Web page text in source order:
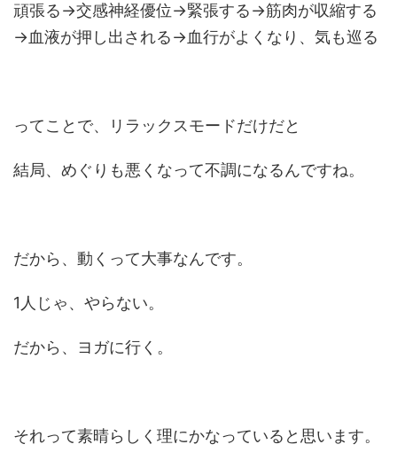
頑張る→交感神経優位→緊張する→筋肉が収縮する
→血液が押し出される→血行がよくなり、気も巡る
ってことで、リラックスモードだけだと
結局、めぐりも悪くなって不調になるんですね。
だから、動くって大事なんです。
1人じゃ、やらない。
だから、ヨガに行く。
それって素晴らしく理にかなっていると思います。